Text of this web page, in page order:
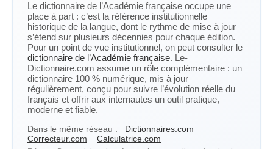
Le dictionnaire de l’Académie française occupe une
place à part : c’est la référence institutionnelle
historique de la langue, dont le rythme de mise à jour
s’étend sur plusieurs décennies pour chaque édition.
Pour un point de vue institutionnel, on peut consulter le
dictionnaire de l’Académie française. Le-
Dictionnaire.com assume un rôle complémentaire : un
dictionnaire 100 % numérique, mis à jour
régulièrement, conçu pour suivre l’évolution réelle du
français et offrir aux internautes un outil pratique,
moderne et fiable.
Dans le même réseau :
Dictionnaires.com
Correcteur.com
Calculatrice.com